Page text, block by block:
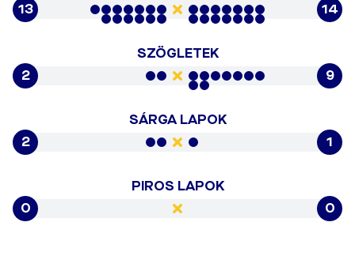
13
14
SZÖGLETEK
2
9
SÁRGA LAPOK
2
1
PIROS LAPOK
0
0